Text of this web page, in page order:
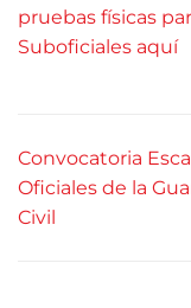
pruebas físicas
Suboficiales aquí
Convocatoria
Oficiales de la
Civil